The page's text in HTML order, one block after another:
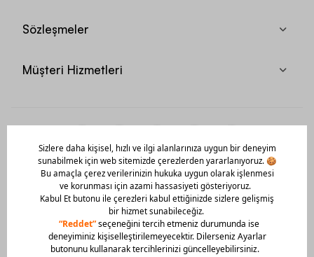
Sözleşmeler
Müşteri Hizmetleri
Mobil Uygulamamızı Hemen İndir!